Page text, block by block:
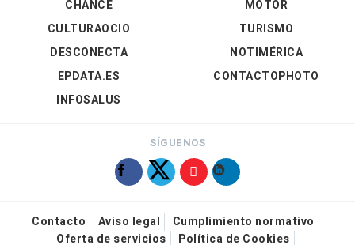
CHANCE
CULTURAOCIO
DESCONECTA
EPDATA.ES
INFOSALUS
MOTOR
TURISMO
NOTIMÉRICA
CONTACTOPHOTO
SÍGUENOS
Contacto Aviso legal
Cumplimiento normativo
Oferta de servicios
Política de Cookies